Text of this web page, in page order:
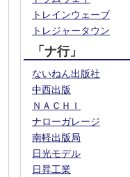
トレインウェーブ
トレジャータウン
「ナ行」
ないねん出版社
中西出版
ＮＡＣＨＩ
ナローガレージ
南軽出版局
日光モデル
日昇工業